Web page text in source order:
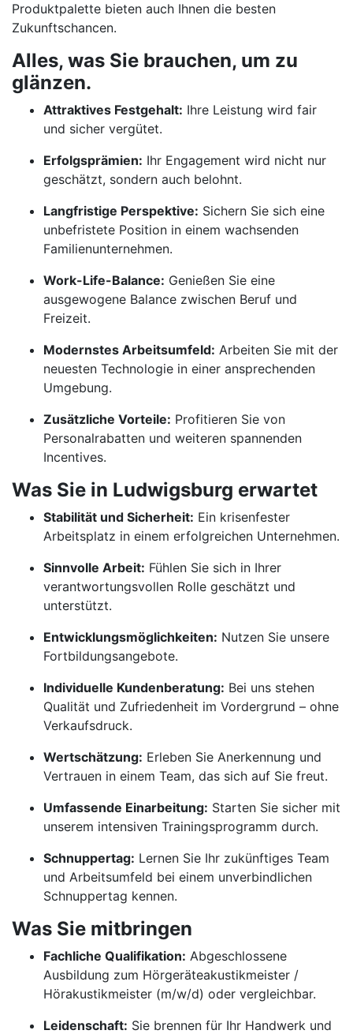
Produktpalette bieten auch Ihnen die besten
Zukunftschancen.
Alles, was Sie brauchen, um zu
glänzen.
Attraktives Festgehalt: Ihre Leistung wird fair
und sicher vergütet.
Erfolgsprämien: Ihr Engagement wird nicht nur
geschätzt, sondern auch belohnt.
Langfristige Perspektive: Sichern Sie sich eine
unbefristete Position in einem wachsenden
Familienunternehmen.
Work-Life-Balance: Genießen Sie eine
ausgewogene Balance zwischen Beruf und
Freizeit.
Modernstes Arbeitsumfeld: Arbeiten Sie mit der
neuesten Technologie in einer ansprechenden
Umgebung.
Zusätzliche Vorteile: Profitieren Sie von
Personalrabatten und weiteren spannenden
Incentives.
Was Sie in Ludwigsburg erwartet
Stabilität und Sicherheit: Ein krisenfester
Arbeitsplatz in einem erfolgreichen Unternehmen.
Sinnvolle Arbeit: Fühlen Sie sich in Ihrer
verantwortungsvollen Rolle geschätzt und
unterstützt.
Entwicklungsmöglichkeiten: Nutzen Sie unsere
Fortbildungsangebote.
Individuelle Kundenberatung: Bei uns stehen
Qualität und Zufriedenheit im Vordergrund – ohne
Verkaufsdruck.
Wertschätzung: Erleben Sie Anerkennung und
Vertrauen in einem Team, das sich auf Sie freut.
Umfassende Einarbeitung: Starten Sie sicher mit
unserem intensiven Trainingsprogramm durch.
Schnuppertag: Lernen Sie Ihr zukünftiges Team
und Arbeitsumfeld bei einem unverbindlichen
Schnuppertag kennen.
Was Sie mitbringen
Fachliche Qualifikation: Abgeschlossene
Ausbildung zum Hörgeräteakustikmeister /
Hörakustikmeister (m/w/d) oder vergleichbar.
Leidenschaft: Sie brennen für Ihr Handwerk und